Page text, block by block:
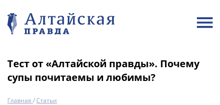
Тест от «Алтайской правды». Почему
супы почитаемы и любимы?
Главная /Статьи